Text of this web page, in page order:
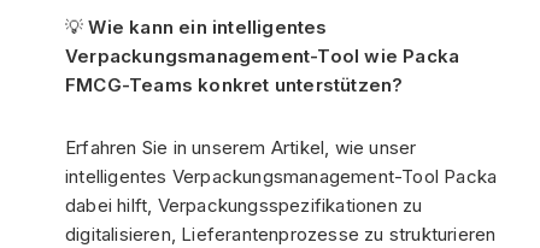
💡Wie kann ein intelligentes
Verpackungsmanagement-Tool wie Packa
FMCG-Teams konkret unterstützen?
Erfahren Sie in unserem Artikel, wie unser
intelligentes Verpackungsmanagement-Tool Packa
dabei hilft, Verpackungsspezifikationen zu
digitalisieren, Lieferantenprozesse zu strukturieren